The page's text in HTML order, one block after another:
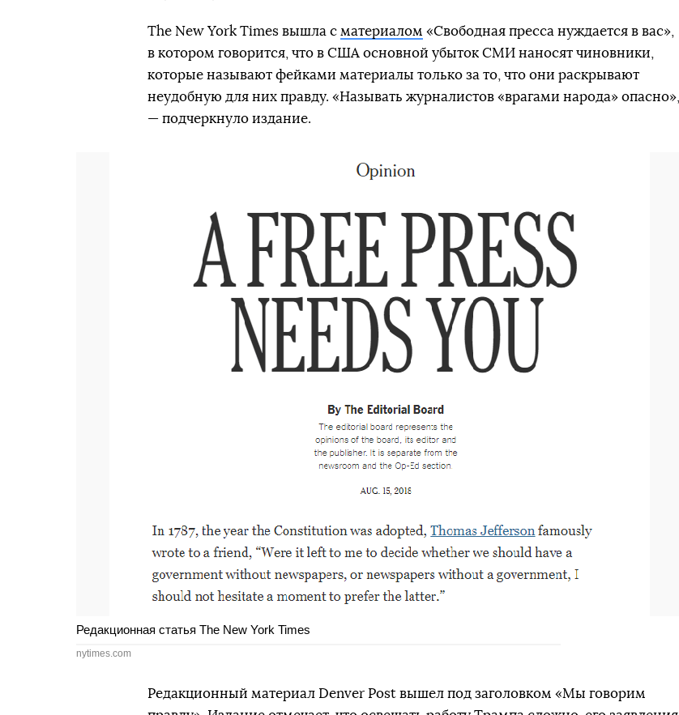
The New York Times вышла с материалом «Свободная пресса нуждается в вас»,
в котором говорится, что в США основной убыток СМИ наносят чиновники,
которые называют фейками материалы только за то, что они раскрывают
неудобную для них правду. «Называть журналистов «врагами народа» опасно»,
— подчеркнуло издание.
Редакционная статья The New York Times
nytimes.com
Редакционный материал Denver Post вышел под заголовком «Мы говорим